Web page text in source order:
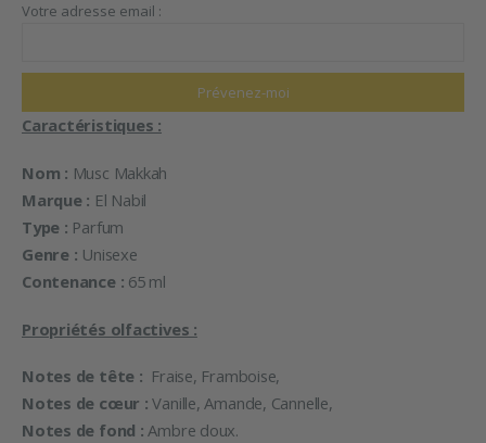
Votre adresse email :
Caractéristiques :
Nom : Musc Makkah
Marque : El Nabil
Type : Parfum
Genre : Unisexe
Contenance : 65 ml
Propriétés olfactives :
Notes de tête : Fraise, Framboise,
Notes de cœur :Vanille, Amande, Cannelle,
Notes de fond :Ambre doux.